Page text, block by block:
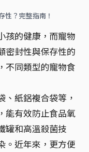
性？完整指南！
孩的健康，而寵物
密封性與保存性的
不同類型的寵物食
、紙鋁複合袋等，
能有效防止食品氧
罐和高溫殺菌技
。近年來，更方便